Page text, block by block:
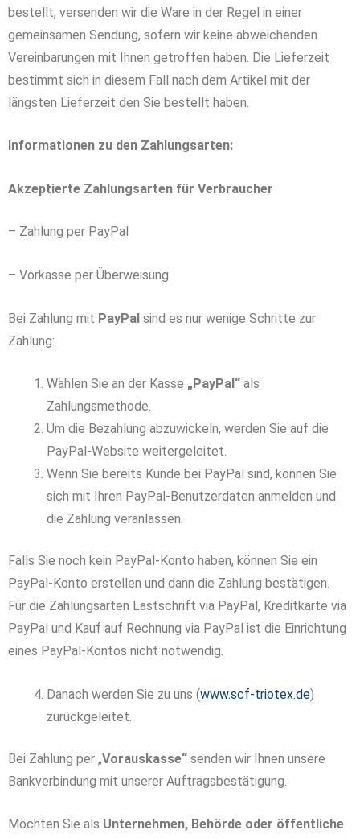
bestellt, versenden wir die Ware in der Regel in einer
gemeinsamen Sendung, sofern wir keine abweichenden
Vereinbarungen mit Ihnen getroffen haben. Die Lieferzeit
bestimmt sich in diesem Fall nach dem Artikel mit der
längsten Lieferzeit den Sie bestellt haben.
Informationen zu den Zahlungsarten:
Akzeptierte Zahlungsarten für Verbraucher
– Zahlung per PayPal
– Vorkasse per Überweisung
Bei Zahlung mit PayPal sind es nur wenige Schritte zur
Zahlung:
Wählen Sie an der Kasse „PayPal“ als
Zahlungsmethode.
Um die Bezahlung abzuwickeln, werden Sie auf die
PayPal-Website weitergeleitet.
Wenn Sie bereits Kunde bei PayPal sind, können Sie
sich mit Ihren PayPal-Benutzerdaten anmelden und
die Zahlung veranlassen.
Falls Sie noch kein PayPal-Konto haben, können Sie ein
PayPal-Konto erstellen und dann die Zahlung bestätigen.
Für die Zahlungsarten Lastschrift via PayPal, Kreditkarte via
PayPal und Kauf auf Rechnung via PayPal ist die Einrichtung
eines PayPal-Kontos nicht notwendig.
Danach werden Sie zu uns (www.scf-triotex.de)
zurückgeleitet.
Bei Zahlung per „Vorauskasse“ senden wir Ihnen unsere
Bankverbindung mit unserer Auftragsbestätigung.
Möchten Sie als Unternehmen, Behörde oder öffentliche